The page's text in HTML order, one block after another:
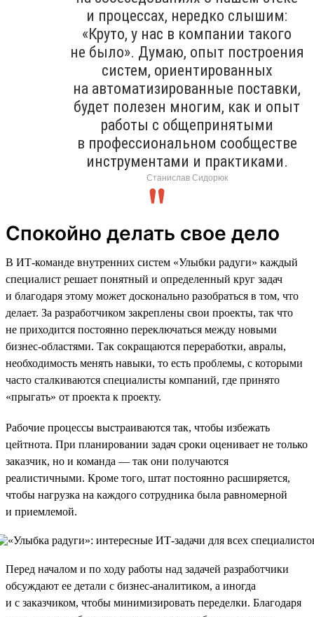
и процессах, нередко слышим:
«Круто, у нас в компании такого
не было». Думаю, опыт построения
систем, ориентированных
на автоматизированные поставки,
будет полезен многим, как и опыт
работы с общепринятыми
в профессиональном сообществе
инструментами и практиками.
Станислав Сидорюк
Спокойно делать свое дело
В ИТ-команде внутренних систем «Улыбки радуги» каждый
специалист решает понятный и определенный круг задач
и благодаря этому может досконально разобраться в том, что
делает. За разработчиком закреплены свои проекты, так что
не приходится постоянно переключаться между новыми
бизнес-областями. Так сокращаются переработки, авралы,
необходимость менять навыки, то есть проблемы, с которыми
часто сталкиваются специалисты компаний, где принято
«прыгать» от проекта к проекту.
Рабочие процессы выстраиваются так, чтобы избежать
цейтнота. При планировании задач сроки оценивает не только
заказчик, но и команда — так они получаются
реалистичными. Кроме того, штат постоянно расширяется,
чтобы нагрузка на каждого сотрудника была равномерной
и приемлемой.
Перед началом и по ходу работы над задачей разработчики
обсуждают ее детали с бизнес-аналитиком, а иногда
и с заказчиком, чтобы минимизировать переделки. Благодаря